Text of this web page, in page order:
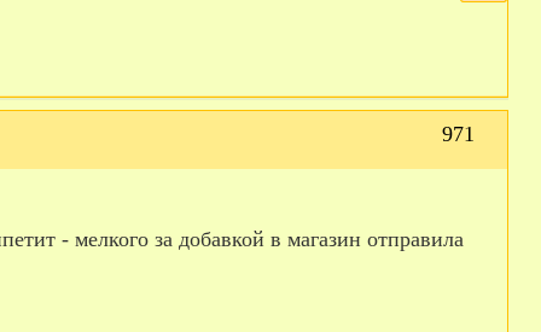
971
- мелкого за добавкой в магазин отправила